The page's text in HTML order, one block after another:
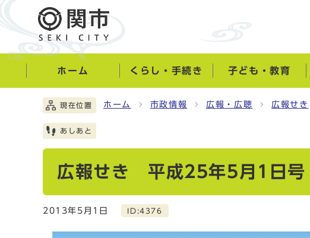
ホーム くらし・手続き 子ども・教育
現在位置 ホーム 市政情報 広報・広聴 広報せき
あしあと
広報せき 平成25年5月1日号
2013年5月1日 ID:4376